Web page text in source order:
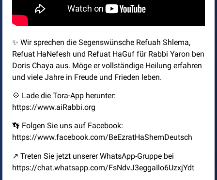
✨ Wir sprechen die Segenswünsche Refuah Shlema,
Refuat HaNefesh und Refuat HaGuf für Rabbi Yaron ben
Doris Chaya aus. Möge er vollständige Heilung erfahren
und viele Jahre in Freude und Frieden leben.
💠 Lade die Tora-App herunter:
https://www.aiRabbi.org
👣 Folgen Sie uns auf Facebook:
https://www.facebook.com/BeEzratHaShemDeutsch
↗️ Treten Sie jetzt unserer WhatsApp-Gruppe bei
https://chat.whatsapp.com/FsNdvJ3eggaIlo6UzxjYdt